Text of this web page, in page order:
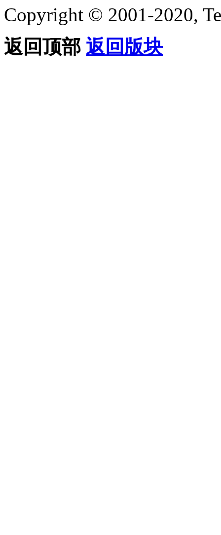
Copyright © 2001-2020,
返回顶部 返回版块